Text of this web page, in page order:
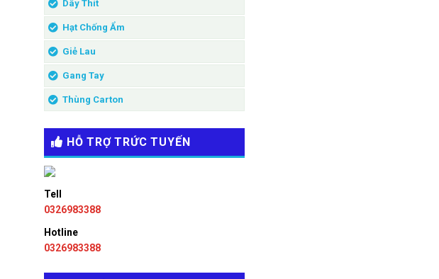
Dây Thít
Hạt Chống Ẩm
Giẻ Lau
Gang Tay
Thùng Carton
HỖ TRỢ TRỨC TUYẾN
Tell
0326983388
Hotline
0326983388